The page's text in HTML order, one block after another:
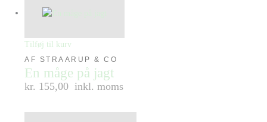
Tilføj til kurv
AF STRAARUP & CO
En måge på jagt
kr. 155,00 inkl. moms